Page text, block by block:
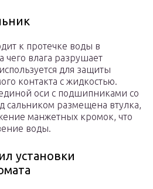
к протечке воды в
чего влага разрушает
для защиты
контакта с жидкостью.
оси с подшипниками со
сальником размещена втулка,
манжетных кромок, что
воды.
установки